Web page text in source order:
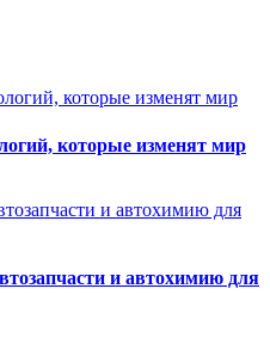
которые изменят мир
и автохимию для